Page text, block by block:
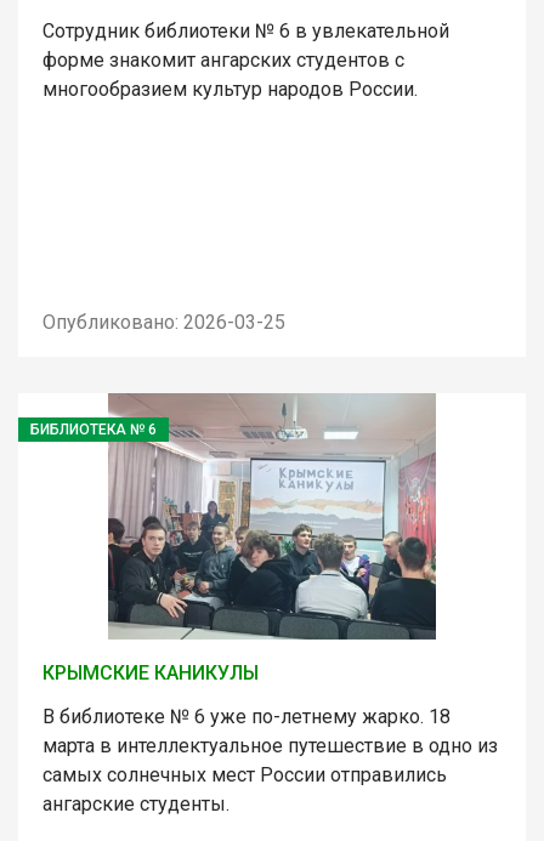
Сотрудник библиотеки № 6 в увлекательной
форме знакомит ангарских студентов с
многообразием культур народов России.
Опубликовано: 2026-03-25
БИБЛИОТЕКА № 6
КРЫМСКИЕ КАНИКУЛЫ
В библиотеке № 6 уже по-летнему жарко. 18
марта в интеллектуальное путешествие в одно из
самых солнечных мест России отправились
ангарские студенты.